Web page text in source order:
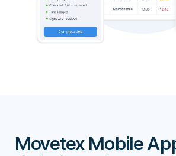
Movetex Mobile